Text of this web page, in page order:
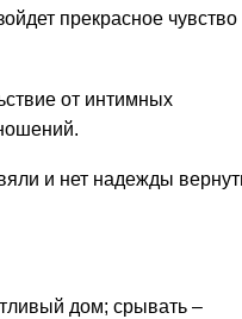
прекрасное чувство
от интимных
и нет надежды
дом; срывать –